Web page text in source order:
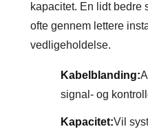
kapacitet. En lidt bedre
ofte gennem lettere
vedligeholdelse.
Kabelblanding:
signal- og
Kapacitet:Vil